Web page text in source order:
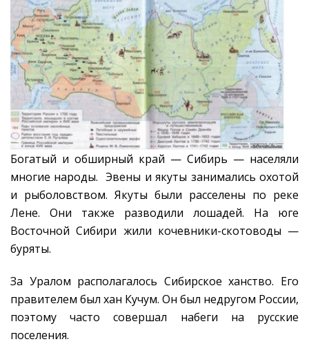
Богатый и обширный край — Сибирь — населяли
многие народы. Эвены и якуты занимались охотой
и рыболовством. Якуты были расселены по реке
Лене. Они также разводили лошадей. На юге
Восточной Сибири жили кочевники-скотоводы —
буряты.
За Уралом располагалось Сибирское ханство. Его
правителем был хан Кучум. Он был недругом России,
поэтому часто совершал набеги на русские
поселения.